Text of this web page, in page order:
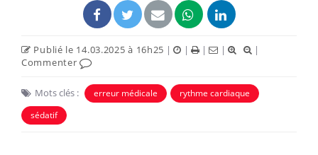
Publié le 14.03.2025 à 16h25 | | | |
|
Commenter
Mots clés : erreur médicale
rythme cardiaque
sédatif